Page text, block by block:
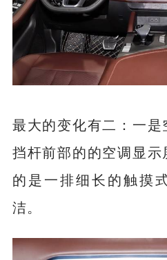
最大的变化有二：一
挡杆前部的的空调显
的是一排细长的触摸
洁。